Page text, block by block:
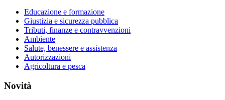
Educazione e formazione
Giustizia e sicurezza pubblica
Tributi, finanze e contravvenzioni
Ambiente
Salute, benessere e assistenza
Autorizzazioni
Agricoltura e pesca
Novità